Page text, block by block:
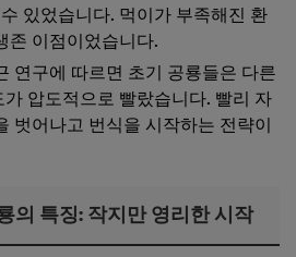
있었습니다. 먹이가 부족해진 환
존 이점이었습니다.
연구에 따르면 초기 공룡들은 다른
압도적으로 빨랐습니다. 빨리 자
벗어나고 번식을 시작하는 전략이
의 특징: 작지만 영리한 시작